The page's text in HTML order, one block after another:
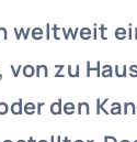
weltweit
zu
den